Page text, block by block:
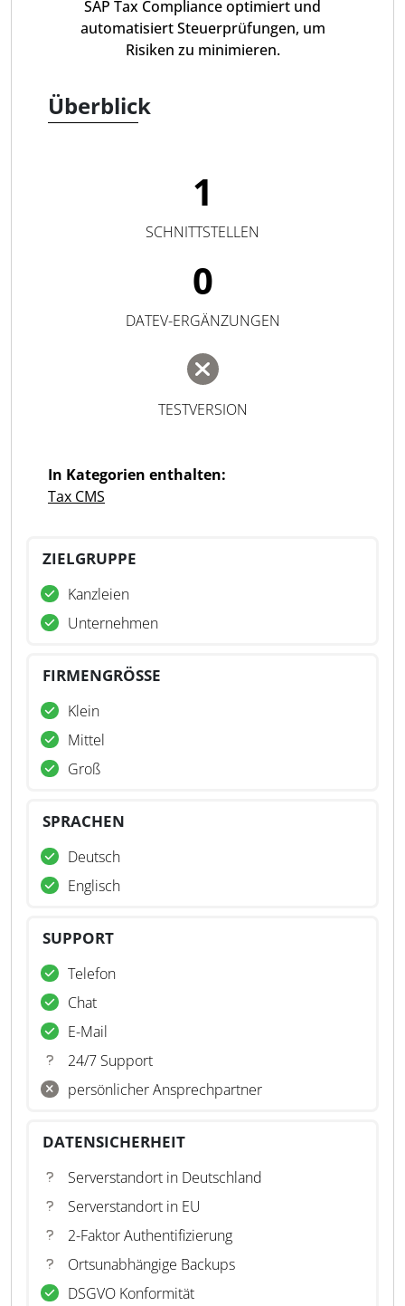
SAP Tax Compliance optimiert und
automatisiert Steuerprüfungen, um
Risiken zu minimieren.
Überblick
1
SCHNITTSTELLEN
0
DATEV-ERGÄNZUNGEN
TESTVERSION
In Kategorien enthalten:
Tax CMS
ZIELGRUPPE
Kanzleien
Unternehmen
FIRMENGRÖSSE
Klein
Mittel
Groß
SPRACHEN
Deutsch
Englisch
SUPPORT
Telefon
Chat
E-Mail
24/7 Support
persönlicher Ansprechpartner
DATENSICHERHEIT
Serverstandort in Deutschland
Serverstandort in EU
2-Faktor Authentifizierung
Ortsunabhängige Backups
DSGVO Konformität